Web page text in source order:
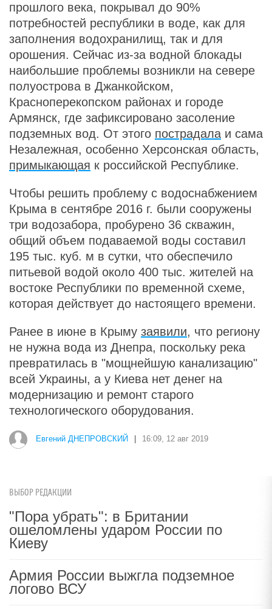
прошлого века, покрывал до 90%
потребностей республики в воде, как для
заполнения водохранилищ, так и для
орошения. Сейчас из-за водной блокады
наибольшие проблемы возникли на севере
полуострова в Джанкойском,
Красноперекопском районах и городе
Армянск, где зафиксировано засоление
подземных вод. От этого пострадала и сама
Незалежная, особенно Херсонская область,
примыкающая к российской Республике.
Чтобы решить проблему с водоснабжением
Крыма в сентябре 2016 г. были сооружены
три водозабора, пробурено 36 скважин,
общий объем подаваемой воды составил
195 тыс. куб. м в сутки, что обеспечило
питьевой водой около 400 тыс. жителей на
востоке Республики по временной схеме,
которая действует до настоящего времени.
Ранее в июне в Крыму заявили, что региону
не нужна вода из Днепра, поскольку река
превратилась в "мощнейшую канализацию"
всей Украины, а у Киева нет денег на
модернизацию и ремонт старого
технологического оборудования.
Евгений ДНЕПРОВСКИЙ 16:09, 12 авг 2019
ВЫБОР РЕДАКЦИИ
"Пора убрать": в Британии
ошеломлены ударом России по
Киеву
Армия России выжгла подземное
логово ВСУ